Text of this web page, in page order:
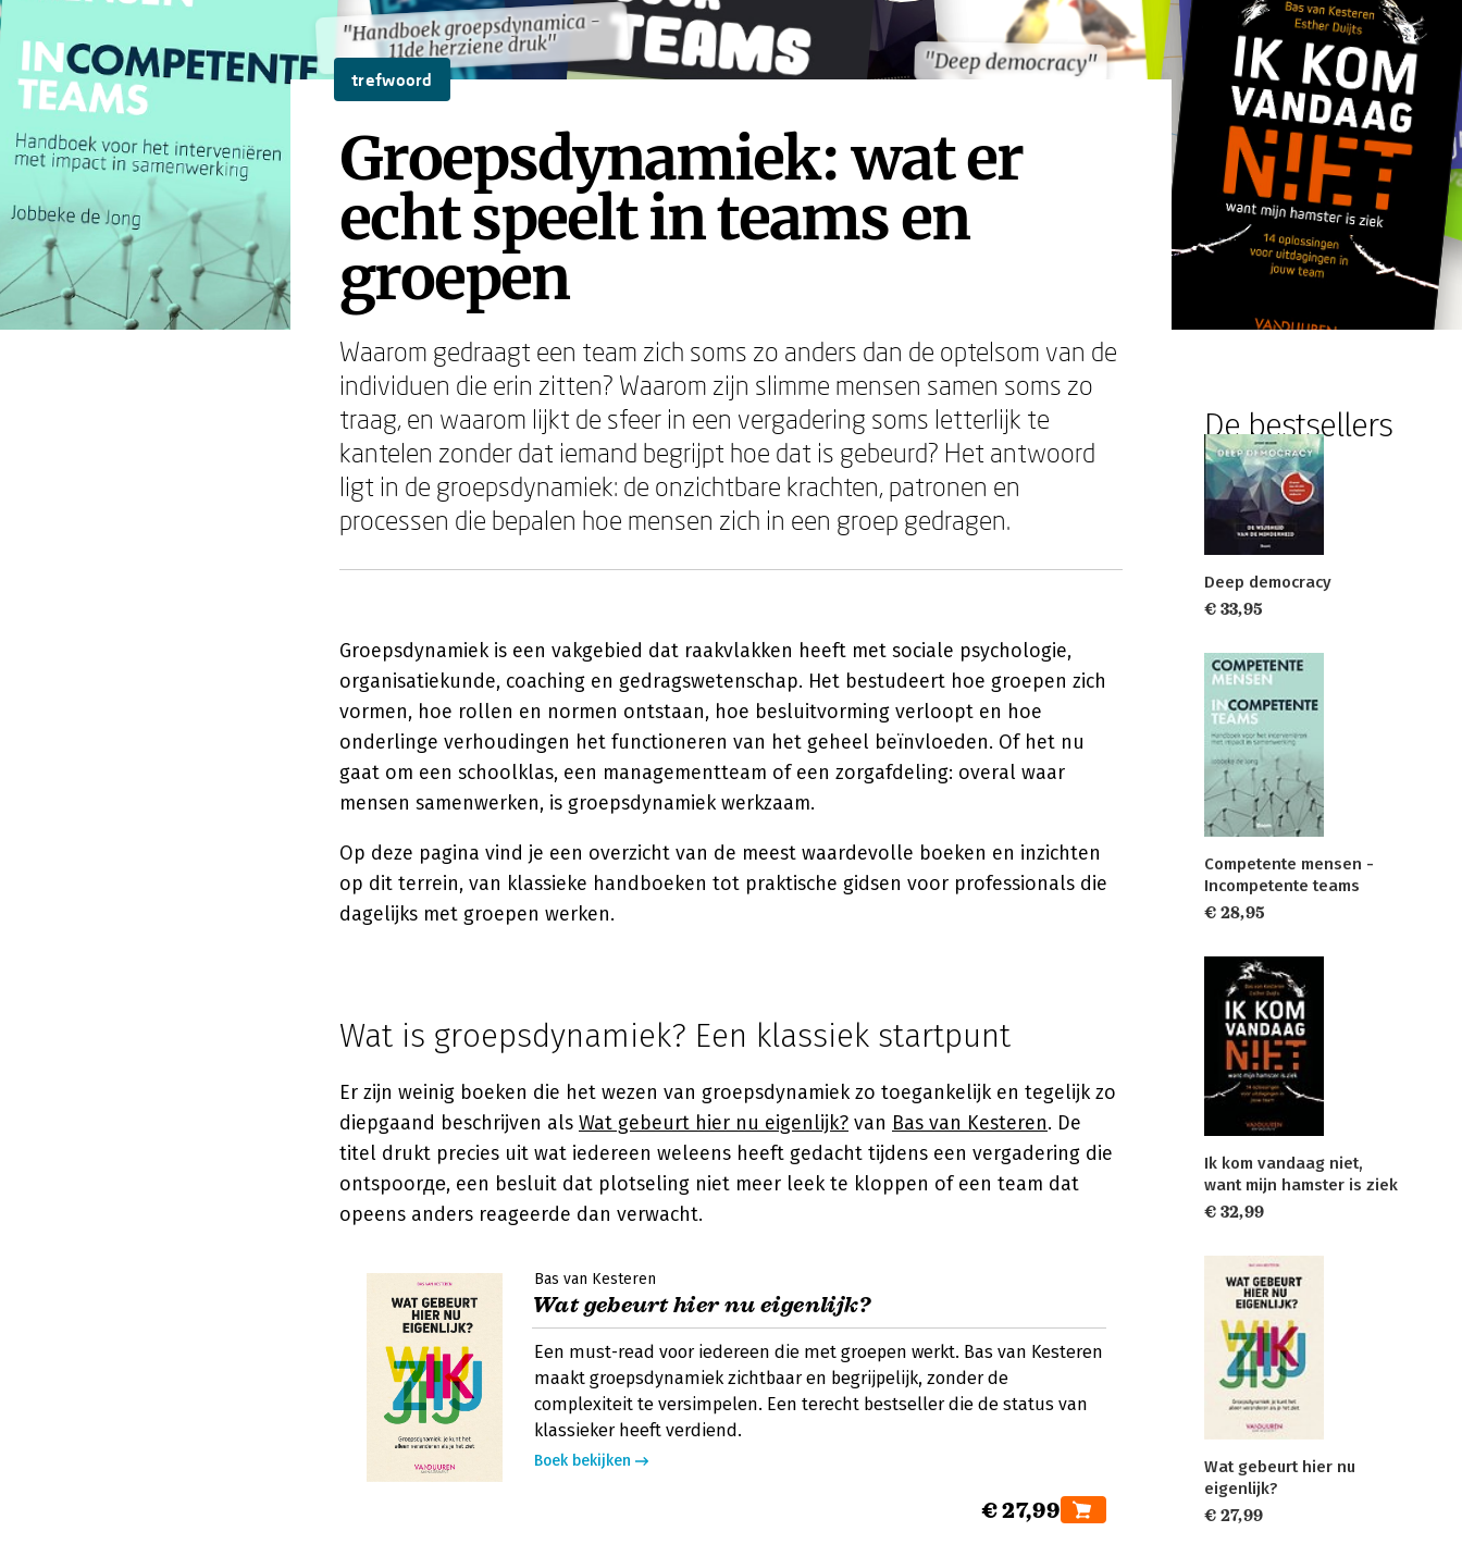
"Handboek groepsdynamica -
11de herziene druk" "Deep democracy"
"Handboek groepsdynamica -
11de herziene druk" "Deep democracy"
trefwoord
Groepsdynamiek: wat er
echt speelt in teams en
groepen
Waarom gedraagt een team zich soms zo anders dan de optelsom van de
individuen die erin zitten? Waarom zijn slimme mensen samen soms zo
traag, en waarom lijkt de sfeer in een vergadering soms letterlijk te
kantelen zonder dat iemand begrijpt hoe dat is gebeurd? Het antwoord
ligt in de groepsdynamiek: de onzichtbare krachten, patronen en
processen die bepalen hoe mensen zich in een groep gedragen.
Groepsdynamiek is een vakgebied dat raakvlakken heeft met sociale psychologie,
organisatiekunde, coaching en gedragswetenschap. Het bestudeert hoe groepen zich
vormen, hoe rollen en normen ontstaan, hoe besluitvorming verloopt en hoe
onderlinge verhoudingen het functioneren van het geheel beïnvloeden. Of het nu
gaat om een schoolklas, een managementteam of een zorgafdeling: overal waar
mensen samenwerken, is groepsdynamiek werkzaam.
Op deze pagina vind je een overzicht van de meest waardevolle boeken en inzichten
op dit terrein, van klassieke handboeken tot praktische gidsen voor professionals die
dagelijks met groepen werken.
Wat is groepsdynamiek? Een klassiek startpunt
Er zijn weinig boeken die het wezen van groepsdynamiek zo toegankelijk en tegelijk zo
diepgaand beschrijven als Wat gebeurt hier nu eigenlijk? van Bas van Kesteren. De
titel drukt precies uit wat iedereen weleens heeft gedacht tijdens een vergadering die
ontspoorде, een besluit dat plotseling niet meer leek te kloppen of een team dat
opeens anders reageerde dan verwacht.
Bas van Kesteren
Wat gebeurt hier nu eigenlijk?
Een must-read voor iedereen die met groepen werkt. Bas van Kesteren
maakt groepsdynamiek zichtbaar en begrijpelijk, zonder de
complexiteit te versimpelen. Een terecht bestseller die de status van
klassieker heeft verdiend.
Boek bekijken
€ 27,99
De bestsellers
Deep democracy
€ 33,95
Competente mensen -
Incompetente teams
€ 28,95
Ik kom vandaag niet,
want mijn hamster is ziek
€ 32,99
Wat gebeurt hier nu
eigenlijk?
€ 27,99